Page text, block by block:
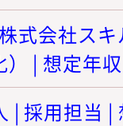
式会社ス
| 想定年
| 採用担当